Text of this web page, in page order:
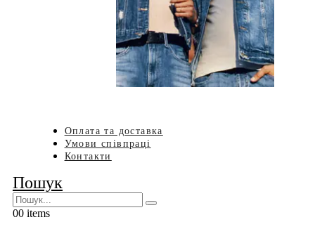
Оплата та доставка
Умови співпраці
Контакти
Пошук
00 items